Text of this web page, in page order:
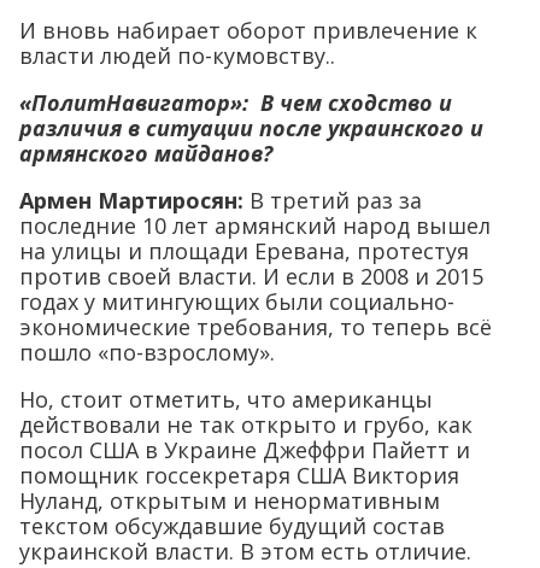
И вновь набирает оборот привлечение к
власти людей по-кумовству..
«ПолитНавигатор»: В чем сходство и
различия в ситуации после украинского и
армянского майданов?
Армен Мартиросян: В третий раз за
последние 10 лет армянский народ вышел
на улицы и площади Еревана, протестуя
против своей власти. И если в 2008 и 2015
годах у митингующих были социально-
экономические требования, то теперь всё
пошло «по-взрослому».
Но, стоит отметить, что американцы
действовали не так открыто и грубо, как
посол США в Украине Джеффри Пайетт и
помощник госсекретаря США Виктория
Нуланд, открытым и ненормативным
текстом обсуждавшие будущий состав
украинской власти. В этом есть отличие.